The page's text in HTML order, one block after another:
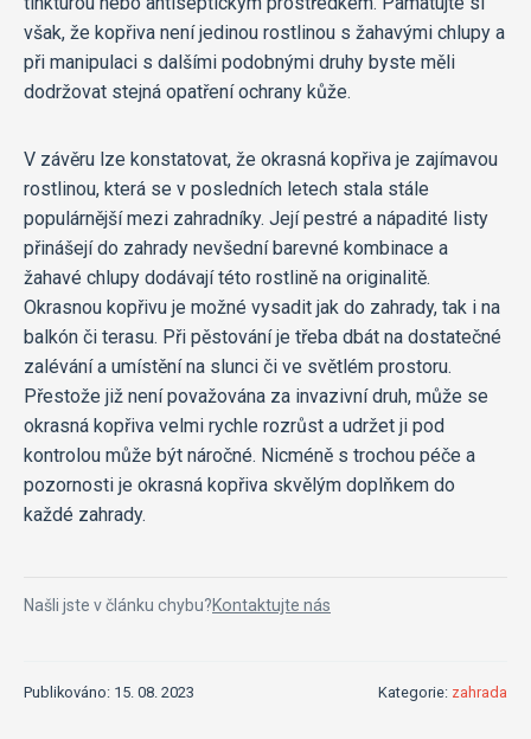
však, že kopřiva není jedinou rostlinou s žahavými chlupy a
při manipulaci s dalšími podobnými druhy byste měli
dodržovat stejná opatření ochrany kůže.
V závěru lze konstatovat, že okrasná kopřiva je zajímavou
rostlinou, která se v posledních letech stala stále
populárnější mezi zahradníky. Její pestré a nápadité listy
přinášejí do zahrady nevšední barevné kombinace a
žahavé chlupy dodávají této rostlině na originalitě.
Okrasnou kopřivu je možné vysadit jak do zahrady, tak i na
balkón či terasu. Při pěstování je třeba dbát na dostatečné
zalévání a umístění na slunci či ve světlém prostoru.
Přestože již není považována za invazivní druh, může se
okrasná kopřiva velmi rychle rozrůst a udržet ji pod
kontrolou může být náročné. Nicméně s trochou péče a
pozornosti je okrasná kopřiva skvělým doplňkem do
každé zahrady.
Našli jste v článku chybu?Kontaktujte nás
Publikováno: 15. 08. 2023 Kategorie: zahrada